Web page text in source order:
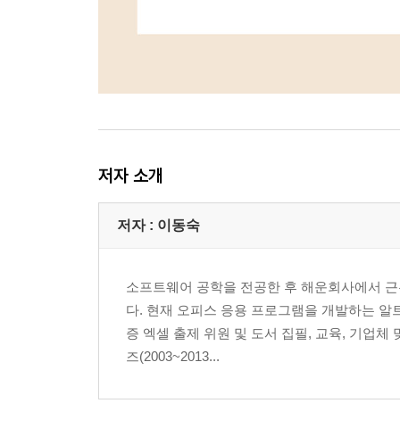
〈실무예제〉 05 콤보 상자로 목록에서 사용자 ID
〈실무예제〉 08 목록 상자에서 여러 개의 상품 선
〈실무예제〉 11 중복 데이터 제거하고 출력하기
〈실무예제〉 13 폼과 셀에 그림 삽입하기 344
〈실무예제〉 14 다중 페이지로 자료 조회하기 348
리뷰! 실무 예제 352
핵심! 실무 노트 353
Chapter 4 회사 실무 문서 자동화
저자 소개
저자 : 이동숙
소프트웨어 공학을 전공한 후 해운회사에서
다. 현재 오피스 응용 프로그램을 개발하는
증 엑셀 출제 위원 및 도서 집필, 교육, 기업체
즈(2003~2013...